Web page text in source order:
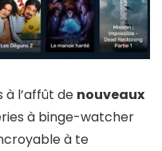
à l’affût de nouveaux
à binge-watcher
à te